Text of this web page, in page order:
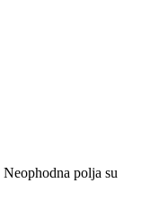
Neophodna polja su